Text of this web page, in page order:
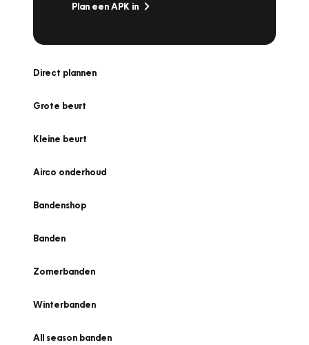
Plan een APK in
Direct plannen
Grote beurt
Kleine beurt
Airco onderhoud
Bandenshop
Banden
Zomerbanden
Winterbanden
All season banden